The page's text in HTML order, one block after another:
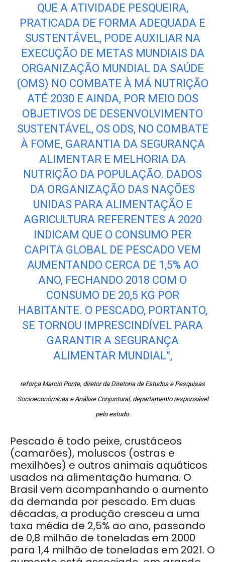
QUE A ATIVIDADE PESQUEIRA,
PRATICADA DE FORMA ADEQUADA E
SUSTENTÁVEL, PODE AUXILIAR NA
EXECUÇÃO DE METAS MUNDIAIS DA
ORGANIZAÇÃO MUNDIAL DA SAÚDE
(OMS) NO COMBATE À MÁ NUTRIÇÃO
ATÉ 2030 E AINDA, POR MEIO DOS
OBJETIVOS DE DESENVOLVIMENTO
SUSTENTÁVEL, OS ODS, NO COMBATE
À FOME, GARANTIA DA SEGURANÇA
ALIMENTAR E MELHORIA DA
NUTRIÇÃO DA POPULAÇÃO. DADOS
DA ORGANIZAÇÃO DAS NAÇÕES
UNIDAS PARA ALIMENTAÇÃO E
AGRICULTURA REFERENTES A 2020
INDICAM QUE O CONSUMO PER
CAPITA GLOBAL DE PESCADO VEM
AUMENTANDO CERCA DE 1,5% AO
ANO, FECHANDO 2018 COM O
CONSUMO DE 20,5 KG POR
HABITANTE. O PESCADO, PORTANTO,
SE TORNOU IMPRESCINDÍVEL PARA
GARANTIR A SEGURANÇA
ALIMENTAR MUNDIAL”,
reforça Marcio Ponte, diretor da Diretoria de Estudos e Pesquisas
Socioeconômicas e Análise Conjuntural, departamento responsável
pelo estudo.
Pescado é todo peixe, crustáceos
(camarões), moluscos (ostras e
mexilhões) e outros animais aquáticos
usados na alimentação humana. O
Brasil vem acompanhando o aumento
da demanda por pescado. Em duas
décadas, a produção cresceu a uma
taxa média de 2,5% ao ano, passando
de 0,8 milhão de toneladas em 2000
para 1,4 milhão de toneladas em 2021. O